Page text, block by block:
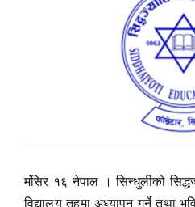
मंसिर १६ नेपाल । सिन्धुलीको
विद्यालय तहमा अध्यापन गर्ने तथा